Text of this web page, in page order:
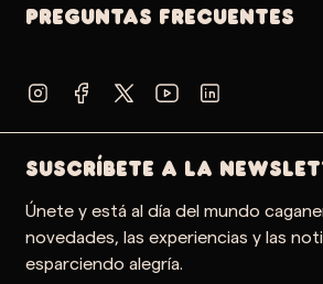
PREGUNTAS FRECUENTES
SUSCRÍBETE A LA
Únete y está al día del mundo
novedades, las experiencias y las
esparciendo alegría.